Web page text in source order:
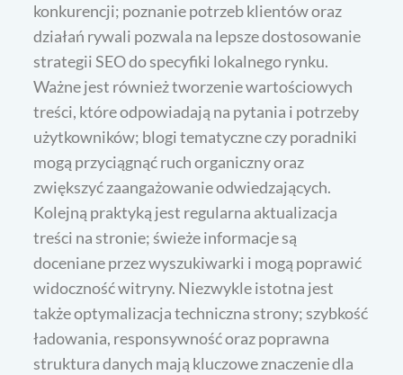
konkurencji; poznanie potrzeb klientów oraz
działań rywali pozwala na lepsze dostosowanie
strategii SEO do specyfiki lokalnego rynku.
Ważne jest również tworzenie wartościowych
treści, które odpowiadają na pytania i potrzeby
użytkowników; blogi tematyczne czy poradniki
mogą przyciągnąć ruch organiczny oraz
zwiększyć zaangażowanie odwiedzających.
Kolejną praktyką jest regularna aktualizacja
treści na stronie; świeże informacje są
doceniane przez wyszukiwarki i mogą poprawić
widoczność witryny. Niezwykle istotna jest
także optymalizacja techniczna strony; szybkość
ładowania, responsywność oraz poprawna
struktura danych mają kluczowe znaczenie dla